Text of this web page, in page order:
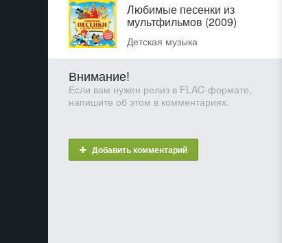
Любимые песенки из
мультфильмов (2009)
Детская музыка
Внимание!
Если вам нужен релиз в FLAC-формате,
напишите об этом в комментариях.
Добавить комментарий